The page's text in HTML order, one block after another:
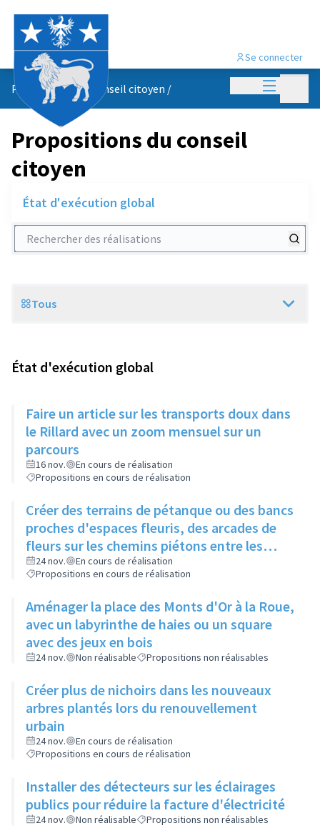
Menu
Se connecter
Propositions du conseil citoyen /
Propositions du conseil
citoyen
État d'exécution global
Rechercher des réalisations
Scope
Tous
État d'exécution global
Faire un article sur les transports doux dans
le Rillard avec un zoom mensuel sur un
parcours
16 nov.
En cours de réalisation
Propositions en cours de réalisation
Créer des terrains de pétanque ou des bancs
proches d'espaces fleuris, des arcades de
fleurs sur les chemins piétons entre les
immeubles
24 nov.
En cours de réalisation
Propositions en cours de réalisation
Aménager la place des Monts d'Or à la Roue,
avec un labyrinthe de haies ou un square
avec des jeux en bois
24 nov. Non réalisable Propositions non réalisables
Créer plus de nichoirs dans les nouveaux
arbres plantés lors du renouvellement
urbain
24 nov.
En cours de réalisation
Propositions en cours de réalisation
Installer des détecteurs sur les éclairages
publics pour réduire la facture d'électricité
24 nov. Non réalisable Propositions non réalisables